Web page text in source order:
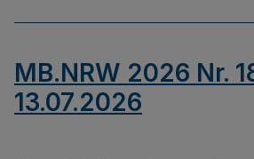
MB.NRW 2026 Nr.
13.07.2026